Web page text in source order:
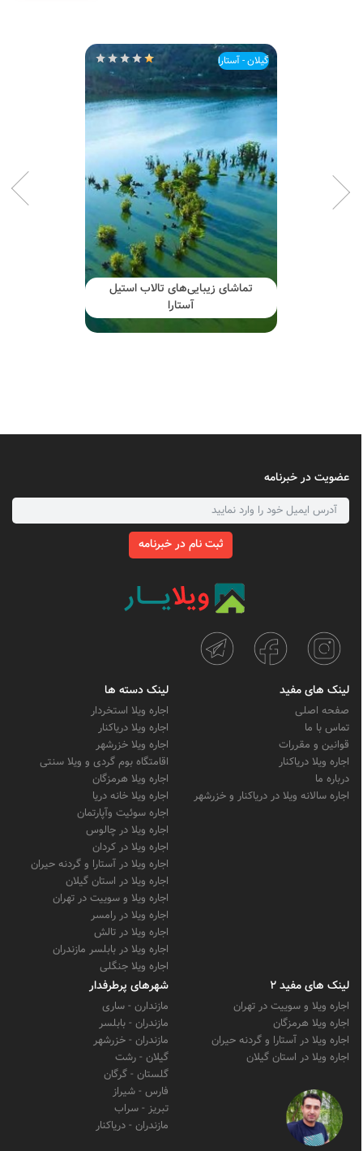
گیلان - آستارا
تماشای زیبایی‌های تالاب استیل
آستارا
عضویت در خبرنامه
ثبت نام در خبرنامه
لینک های مفید
صفحه اصلی
تماس با ما
قوانین و مقررات
اجاره ویلا دریاکنار
درباره ما
اجاره سالانه ویلا در دریاکنار و خزرشهر
لینک دسته ها
اجاره ویلا استخردار
اجاره ویلا دریاکنار
اجاره ویلا خزرشهر
اقامتگاه بوم گردی و ویلا سنتی
اجاره ویلا هرمزگان
اجاره ویلا خانه دریا
اجاره سوئیت وآپارتمان
اجاره ویلا در چالوس
اجاره ویلا در کردان
اجاره ویلا در آستارا و گردنه حیران
اجاره ویلا در استان گیلان
اجاره ویلا و سوییت در تهران
اجاره ویلا در رامسر
اجاره ویلا در تالش
اجاره ویلا در بابلسر مازندران
اجاره ویلا جنگلی
لینک های مفید 2
اجاره ویلا و سوییت در تهران
اجاره ویلا هرمزگان
اجاره ویلا در آستارا و گردنه حیران
اجاره ویلا در استان گیلان
شهرهای پرطرفدار
مازندارن - ساری
مازندران - بابلسر
مازندران - خزرشهر
گیلان - رشت
گلستان - گرگان
فارس - شیراز
تبریز - سراب
مازندران - دریاکنار